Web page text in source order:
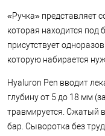
«Ручка» представляет
которая находится
присутствует
которую набирается
Hyaluron Pen вводит
глубину от 5 до 18 мм
травмируется. Сжатый
бар. Сыворотка без